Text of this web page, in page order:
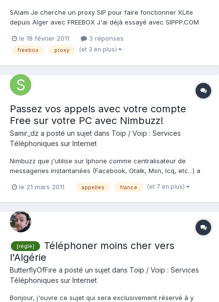
SAlam Je cherche un proxy SIP pour faire fonctionner XLite
depuis Alger avec FREEBOX J'ai déjà essayé avec SIPPP.COM
le 18 février 2011
3 réponses
freebox proxy (et 3 en plus)
Passez vos appels avec votre compte
Free sur votre PC avec Nimbuzz!
Samir_dz a posté un sujet dans Toip / Voip : Services
Téléphoniques sur Internet
Nimbuzz que j'utilise sur Iphone comme centralisateur de
messageries instantanées (Facebook, Gtalk, Msn, Icq, etc...) a
qui permet à partir d'une configuration SIP ( SIP de FREEBOX)
le 21 mars 2011 appelles france (et 7 en plus)
[réglé]
Téléphoner moins cher vers
l'Algérie
ButterflyOfFire a posté un sujet dans Toip / Voip : Services
Téléphoniques sur Internet
Bonjour, j'ouvre ce sujet qui sera exclusivement réservé à y